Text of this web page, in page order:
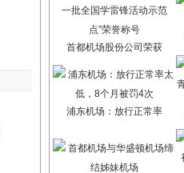
首都机场股份公司荣获
浦东机场：放行正常率